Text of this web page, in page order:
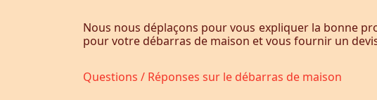
Nous nous déplaçons pour vous expliquer la bonne
pour votre débarras de maison et vous fournir un
Questions / Réponses sur le débarras de maison